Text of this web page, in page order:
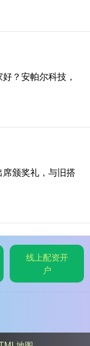
？安帕尔科技，
颁奖礼，与旧搭
线上配资开
户